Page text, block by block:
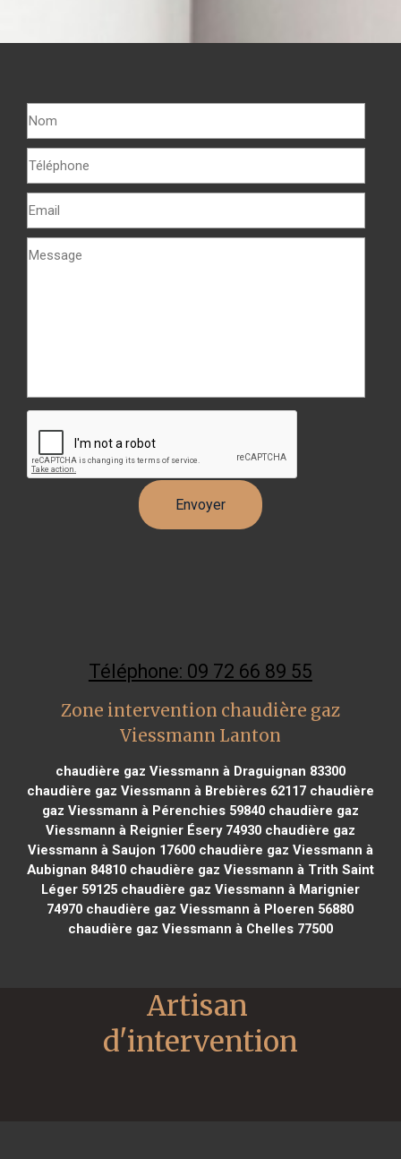
Téléphone: 09 72 66 89 55
Zone intervention chaudière gaz
Viessmann Lanton
chaudière gaz Viessmann à Draguignan 83300
chaudière gaz Viessmann à Brebières 62117chaudière
gaz Viessmann à Pérenchies 59840chaudière gaz
Viessmann à Reignier Ésery 74930chaudière gaz
Viessmann à Saujon 17600chaudière gaz Viessmann à
Aubignan 84810chaudière gaz Viessmann à Trith Saint
Léger 59125chaudière gaz Viessmann à Marignier
74970 chaudière gaz Viessmann à Ploeren 56880
chaudière gaz Viessmann à Chelles 77500
Artisan
d'intervention